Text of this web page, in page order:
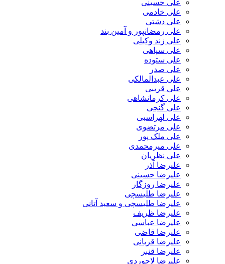
علی حسینی
علی خادمی
علی دشتی
علی رمضانپور و آمین بند
علی زند وکیلی
علی سپاهی
علی ستوده
علی صدر
علی عبدالمالکی
علی قریبی
علی کرمانشاهی
علی گنجی
علی لهراسبی
علی مرتضوی
علی ملک پور
علی میرمحمدی
علی نظریان
علیرضا آذر
علیرضا حسینی
علیرضا روزگار
علیرضا طلیسچی
علیرضا طلیسچی و سعید آتانی
علیرضا ظریف
علیرضا عباسی
علیرضا قاضی
علیرضا قربانی
علیرضا قنبر
علیرضا لاجوردی